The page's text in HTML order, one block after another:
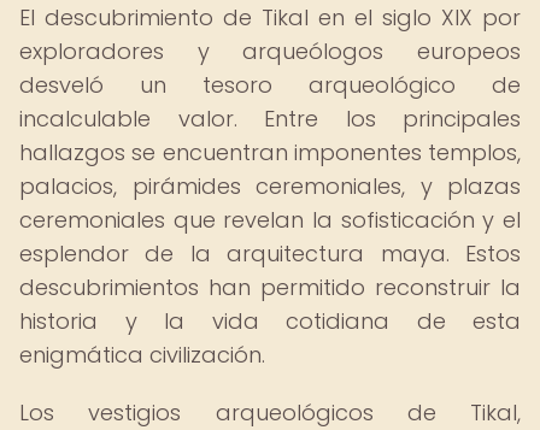
El descubrimiento de Tikal en el siglo XIX por
exploradores y arqueólogos europeos
desveló un tesoro arqueológico de
incalculable valor. Entre los principales
hallazgos se encuentran imponentes templos,
palacios, pirámides ceremoniales, y plazas
ceremoniales que revelan la sofisticación y el
esplendor de la arquitectura maya. Estos
descubrimientos han permitido reconstruir la
historia y la vida cotidiana de esta
enigmática civilización.
Los vestigios arqueológicos de Tikal,